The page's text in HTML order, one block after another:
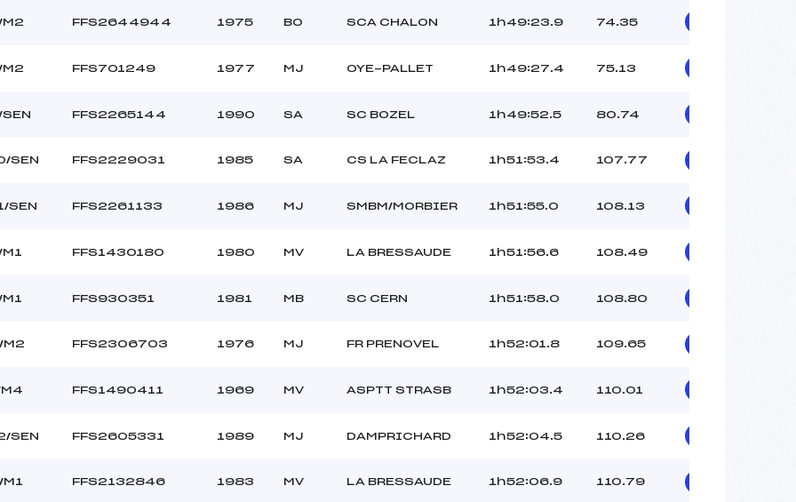
M2 FFS2644944 1975 BO SCA CHALON 1h49:23.9 74.35
M2 FFS701249 1977 MJ OYE-PALLET 1h49:27.4 75.13
FFS2265144 1990 SA SC BOZEL 1h49:52.5 80.74
SEN FFS2229031 1985 SA CS LA FECLAZ 1h51:53.4 107.77
SEN FFS2261133 1986 MJ SMBM/MORBIER 1h51:55.0 108.13
FFS1430180 1980 MV LA BRESSAUDE 1h51:56.6 108.49
FFS930351 1981 MB SC CERN 1h51:58.0 108.80
M2 FFS2306703 1976 MJ FR PRENOVEL 1h52:01.8 109.65
M4 FFS1490411 1969 MV ASPTT STRASB 1h52:03.4 110.01
SEN FFS2605331 1989 MJ DAMPRICHARD 1h52:04.5 110.26
M1 FFS2132846 1983 MV LA BRESSAUDE 1h52:06.9 110.79